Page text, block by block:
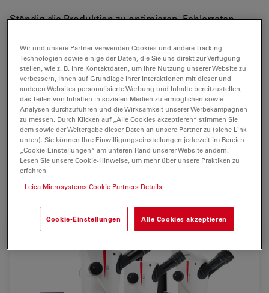
Ständig die Produktion zu optimieren, Fehlerraten
erfüllen, kann eine große Herausforderung sein. Leica
hat die Stereomikroskop-Serie S9 entwickelt, um Sie
bei der Bewältigung dieser Aufgaben zu unterstützen.
Mit dieser neuen Generation von Greenough-
Stereomikroskopen können Anwender Details
schneller erkennen, da sie weniger Zeit für das
Einstellen des Mikroskops aufwenden müssen.
*im Vergleich zum Standard-Industriestereomikroskop S6 von
Leica
Wir und unsere Partner verwenden Cookies und andere Tracking-
Technologien sowie einige der Daten, die Sie uns direkt zur Verfügung
stellen, wie z. B. Ihre Kontaktdaten, um Ihre Nutzung unserer Website zu
verbessern, Ihnen auf Grundlage Ihrer Interaktionen mit dieser und
anderen Websites personalisierte Werbung und Inhalte bereitzustellen,
das Teilen von Inhalten in sozialen Medien zu ermöglichen sowie
Analysen durchzuführen und die Wirksamkeit unserer Werbekampagnen
zu messen. Durch Klicken auf „Alle Cookies akzeptieren“ stimmen Sie
dem sowie der Weitergabe dieser Daten an unsere Partner zu (siehe Link
unten). Sie können Ihre Einwilligungseinstellungen jederzeit im Bereich
„Cookie-Einstellungen“ am unteren Rand unserer Website ändern.
Lesen Sie unsere Cookie-Hinweise, um mehr über unsere Praktiken zu
erfahren
Leica Microsystems Cookie Partners Details
Cookie-Einstellungen Alle Cookies akzeptieren